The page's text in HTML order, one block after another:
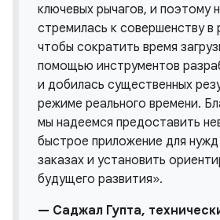
ключевых рычагов, и поэтому
стремилась к совершенству в
чтобы сократить время
помощью инструментов
и добилась существенных
режиме реального времени.
мы надеемся предоставить
быстрое приложение для
заказах и установить
будущего развития».
— Саджал Гупта,